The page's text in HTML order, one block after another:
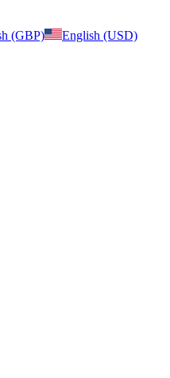
(GBP)
English (USD)